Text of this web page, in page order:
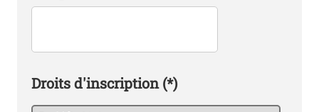
Droits d'inscription(*)